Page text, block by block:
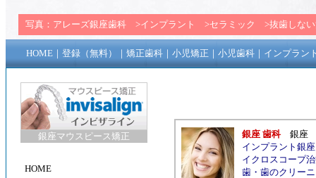
写真： アレーズ銀座歯科 >インプラント >セラミック >抜歯しな
HOME｜ 登録（無料） ｜ 矯正歯科｜ 小児矯正 ｜ 小児歯科｜ インプラン
銀座マウスピース矯正
HOME
銀座 歯科
銀座
インプラント銀座
イクロスコープ
歯 ・ 歯のクリー